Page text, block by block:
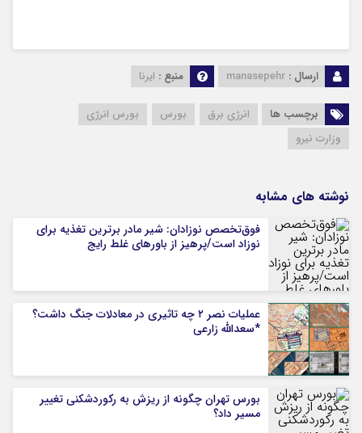
ارسال : manasepehr منبع : ایرنا
برچسب ها انرژی برق بورس
بورس انرژی
وزارت نیرو
نوشته های مشابه
فوق‌تخصص نوزادان: شیر مادر برترین تغذیه برای
نوزاد است/پرهیز از باورهای غلط رایج
عملیات نصر ۲ چه تاثیری در معادلات جنگ داشت؟
*سعدالله زارعی
بورس تهران چگونه از ریزش به رکوردشکنی تغییر
مسیر داد؟